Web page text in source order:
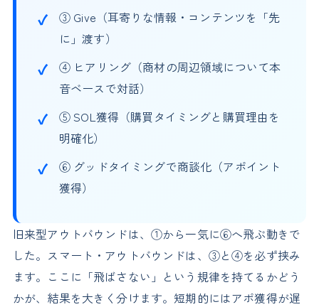
③ Give（耳寄りな情報・コンテンツを「先
に」渡す）
④ ヒアリング（商材の周辺領域について本
音ベースで対話）
⑤ SOL獲得（購買タイミングと購買理由を
明確化）
⑥ グッドタイミングで商談化（アポイント
獲得）
旧来型アウトバウンドは、①から一気に⑥へ飛ぶ動きで
した。スマート・アウトバウンドは、③と④を必ず挟み
ます。ここに「飛ばさない」という規律を持てるかどう
かが、結果を大きく分けます。短期的にはアポ獲得が遅